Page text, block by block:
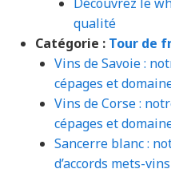
qualité
Catégorie : Tour de
Vins de Savoie :
cépages et
Vins de Corse :
cépages et
Sancerre blanc :
d’accords mets-vins